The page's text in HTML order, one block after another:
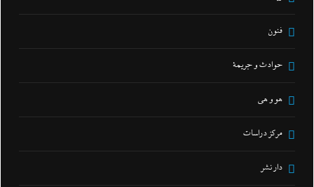
فنون
حوادث و جريمة
هو و هي
مركز دراسات
دار نشر